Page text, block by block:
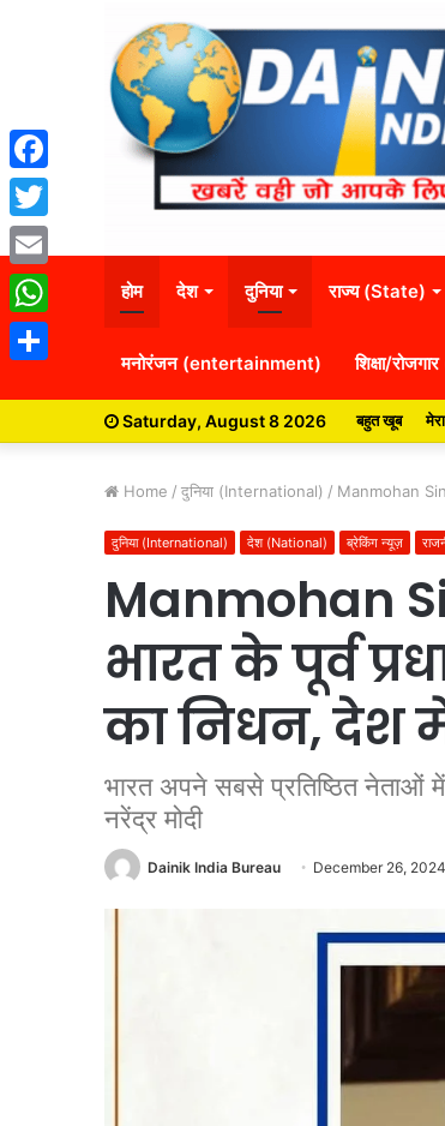
होम देश दुनिया राज्य (State)
मनोरंजन (entertainment) शिक्षा/
Saturday, August 8 2026 बहुत खूब
Home / दुनिया (International) / Manmohan
दुनिया (International) देश (National) ब्रेकिंग न्यूज़
Manmohan
भारत के पूर्व
का निधन, देश
भारत अपने सबसे प्रतिष्ठित नेताओं
नरेंद्र मोदी
Dainik India Bureau December 26, 2024
Facebook
Twitter
Email
WhatsApp